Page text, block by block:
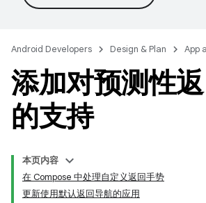
Android Developers Design & Plan App
添加对预测性
的支持
本页内容
在 Compose 中处理自定义返回手势
更新使用默认返回导航的应用